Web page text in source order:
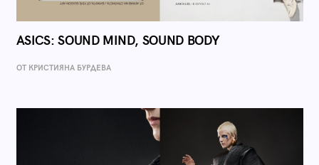
ASICS: SOUND MIND, SOUND BODY
ОТ КРИСТИЯНА БУРДЕВА